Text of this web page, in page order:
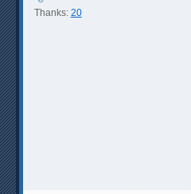
Thanks: 20